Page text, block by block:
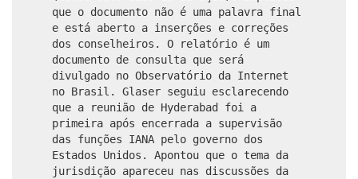
que o documento não é uma palavra final
e está aberto a inserções e correções
dos conselheiros. O relatório é um
documento de consulta que será
divulgado no Observatório da Internet
no Brasil. Glaser seguiu esclarecendo
que a reunião de Hyderabad foi a
primeira após encerrada a supervisão
das funções IANA pelo governo dos
Estados Unidos. Apontou que o tema da
jurisdição apareceu nas discussões da